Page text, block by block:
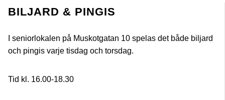
BILJARD & PINGIS
I seniorlokalen på Muskotgatan 10 spelas det både biljard
och pingis varje tisdag och torsdag.
Tid kl. 16.00-18.30